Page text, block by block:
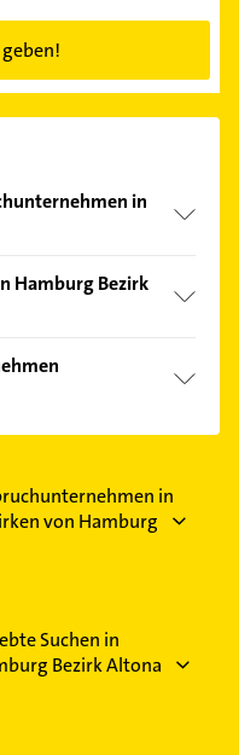
in
Sie von den
können Sie sich
Hamburg Bezirk
und
Abbruch,
in
von Hamburg
Suchen in
Bezirk Altona